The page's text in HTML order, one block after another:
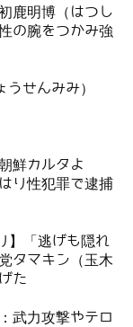
鹿明博（はつし
の腕をつかみ強
せんみみ）
鮮カルタよ
り性犯罪で逮捕
】「逃げも隠れ
タマキン（玉木
た
武力攻撃やテロ